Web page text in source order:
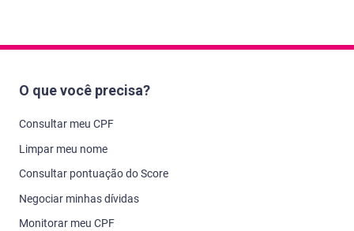
O que você precisa?
Consultar meu CPF
Limpar meu nome
Consultar pontuação do Score
Negociar minhas dívidas
Monitorar meu CPF